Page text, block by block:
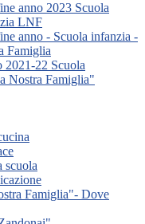
anno 2023 Scuola
LNF
anno - Scuola infanzia -
Famiglia
2021-22 Scuola
Nostra Famiglia"
scuola
Famiglia"- Dove